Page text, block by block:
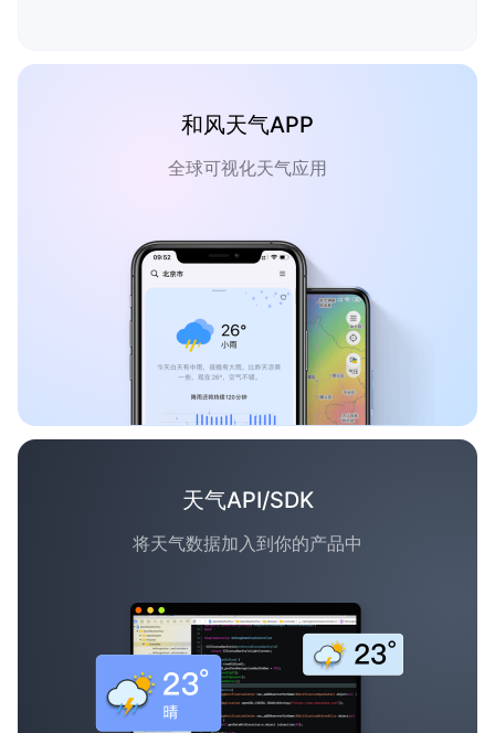
和风天气APP
全球可视化天气应用
天气API/SDK
将天气数据加入到你的产品中